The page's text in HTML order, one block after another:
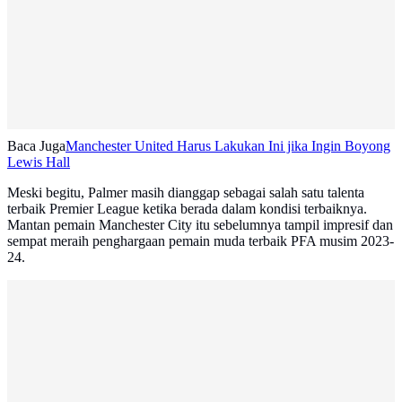
Baca JugaManchester United Harus Lakukan Ini jika Ingin Boyong
Lewis Hall
Meski begitu, Palmer masih dianggap sebagai salah satu talenta
terbaik Premier League ketika berada dalam kondisi terbaiknya.
Mantan pemain Manchester City itu sebelumnya tampil impresif dan
sempat meraih penghargaan pemain muda terbaik PFA musim 2023-
24.